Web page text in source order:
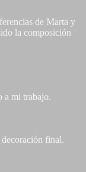
de Marta y
la composición
a mi trabajo.
decoración final.